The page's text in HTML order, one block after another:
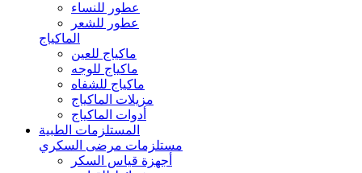
عطور للنساء
عطور للشعر
الماكياج
ماكياج للعين
ماكياج للوجه
ماكياج للشفاه
مزيلات الماكياج
أدوات الماكياج
المستلزمات الطبية
مستلزمات مرضى السكري
أجهزة قياس السكر